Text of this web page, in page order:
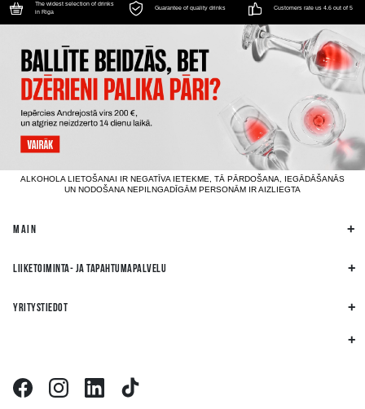
The widest selection of drinks
in Riga
Guarantee of quality drinks Customers rate us 4.6 out of 5
ALKOHOLA LIETOŠANAI IR NEGATĪVA IETEKME, TĀ PĀRDOŠANA, IEGĀDĀŠANĀS
UN NODOŠANA NEPILNGADĪGĀM PERSONĀM IR AIZLIEGTA
MAIN
LIIKETOIMINTA- JA TAPAHTUMAPALVELU
YRITYSTIEDOT